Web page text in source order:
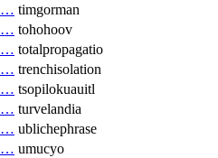
… timgorman
… tohohoov
… totalpropagatio
… trenchisolation
… tsopilokuauitl
… turvelandia
… ublichephrase
… umucyo